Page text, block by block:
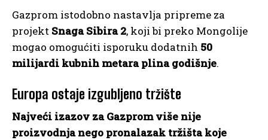
Gazprom istodobno nastavlja pripreme za
projekt Snaga Sibira 2, koji bi preko Mongolije
mogao omogućiti isporuku dodatnih 50
milijardi kubnih metara plina godišnje.
Europa ostaje izgubljeno tržište
Najveći izazov za Gazprom više nije
proizvodnja nego pronalazak tržišta koje